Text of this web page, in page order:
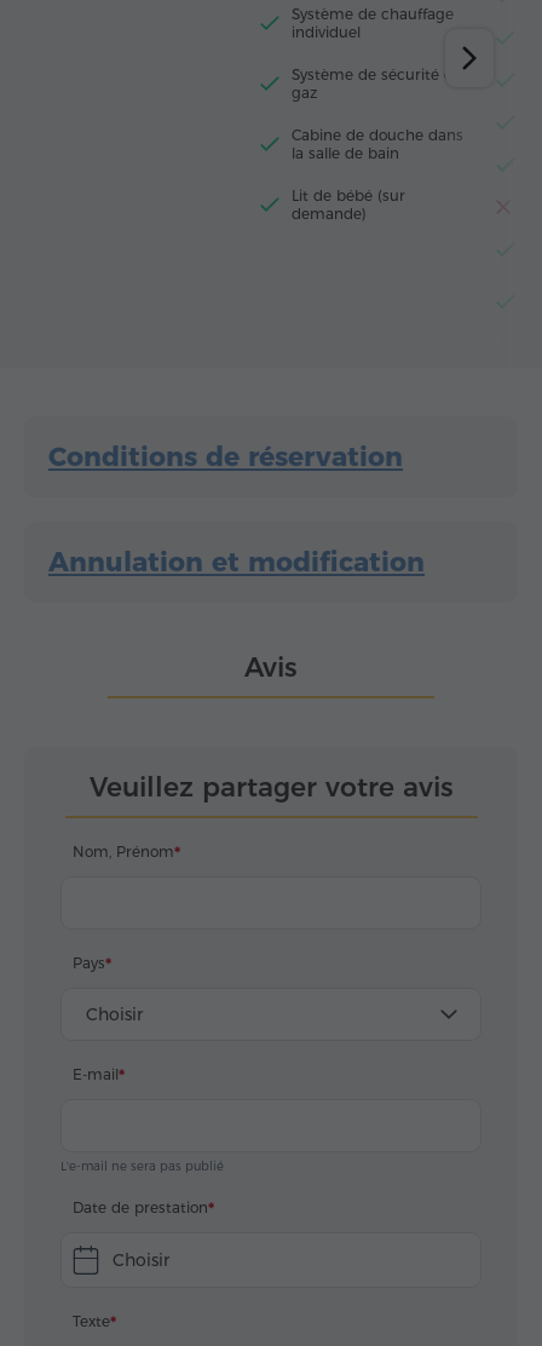
Système de chauffage
individuel
Système de sécurité de
gaz
Cabine de douche dans
la salle de bain
Lit de bébé (sur
demande)
Conditions de réservation
Annulation et modification
Avis
Veuillez partager votre avis
Nom, Prénom
Pays
Choisir
E-mail
L'e-mail ne sera pas publié
Date de prestation
Choisir
Texte